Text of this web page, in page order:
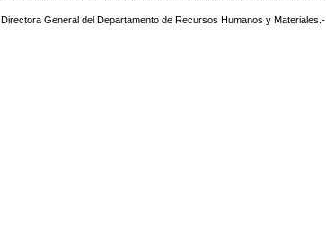
Directora General del Departamento de Recursos Humanos y Materiales.-